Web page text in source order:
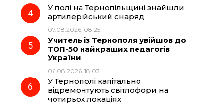
У полі на Тернопільщині знайшли
артилерійський снаряд
07.08.2026, 08:25
Учитель із Тернополя увійшов до
ТОП-50 найкращих педагогів
України
06.08.2026, 18:03
У Тернополі капітально
відремонтують світлофори на
чотирьох локаціях